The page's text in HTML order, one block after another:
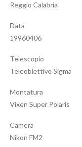
Reggio Calabria
Data
19960406
Telescopio
Teleobiettivo Sigma
Montatura
Vixen Super Polaris
Camera
Nikon FM2